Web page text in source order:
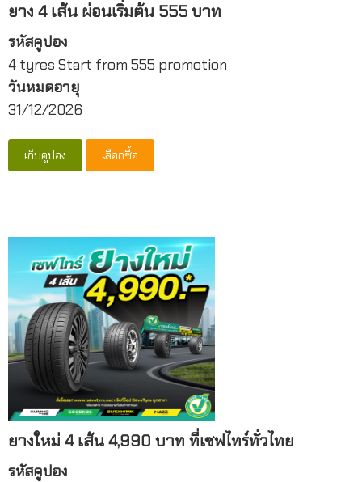
ยาง 4 เส้น ผ่อนเริ่มต้น 555 บาท
รหัสคูปอง
4 tyres Start from 555 promotion
วันหมดอายุ
31/12/2026
เก็บคูปอง เลือกซื้อ
ยางใหม่ 4 เส้น 4,990 บาท ที่เซฟไทร์ทั่วไทย
รหัสคูปอง